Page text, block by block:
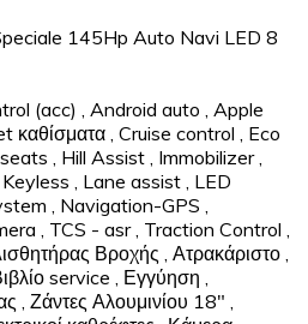
145Hp Auto Navi LED 8
(acc) , Android auto , Apple
καθίσματα , Cruise control , Eco
, Hill Assist , Immobilizer ,
Keyless , Lane assist , LED
, Navigation-GPS ,
, TCS - asr , Traction Control ,
Βροχής , Ατρακάριστο ,
service , Εγγύηση ,
, Ζάντες Αλουμινίου 18" ,